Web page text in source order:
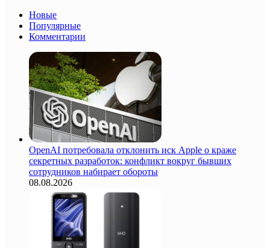
Новые
Популярные
Комментарии
OpenAI потребовала отклонить иск Apple о краже
секретных разработок: конфликт вокруг бывших
сотрудников набирает обороты
08.08.2026